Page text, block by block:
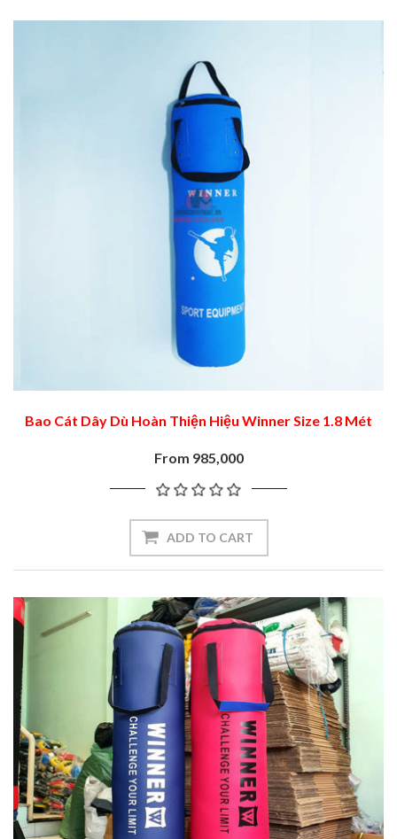
Bao Cát Dây Dù Hoàn Thiện Hiệu Winner Size 1.8 Mét
From 985,000